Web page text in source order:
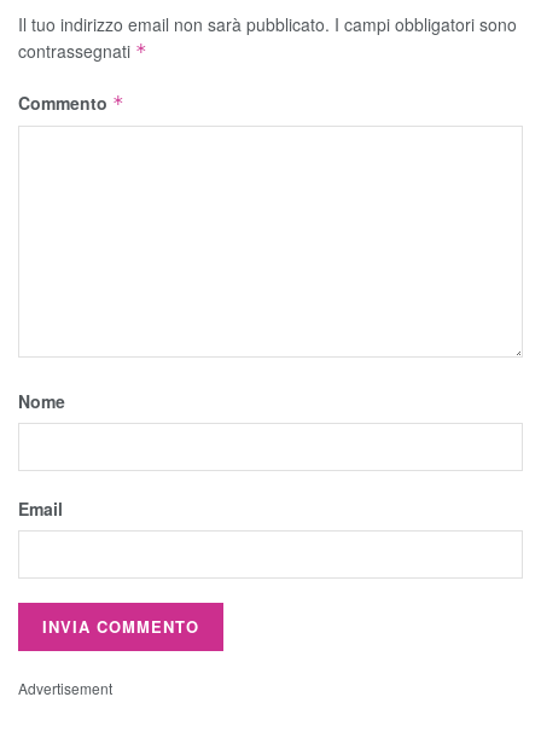
Il tuo indirizzo email non sarà pubblicato. I campi obbligatori sono
contrassegnati *
Commento *
Nome
Email
Advertisement